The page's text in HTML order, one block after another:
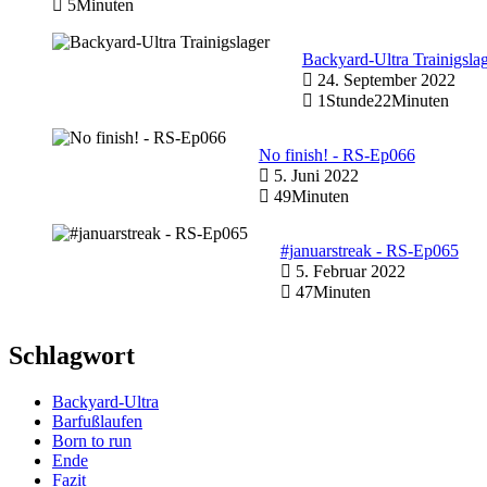
5Minuten
Backyard-Ultra
24. September 2022
1Stunde22Minuten
No finish! - RS-Ep066
5. Juni 2022
49Minuten
#januarstreak - RS-Ep065
5. Februar 2022
47Minuten
Schlagwort
Backyard-Ultra
Barfußlaufen
Born to run
Ende
Fazit